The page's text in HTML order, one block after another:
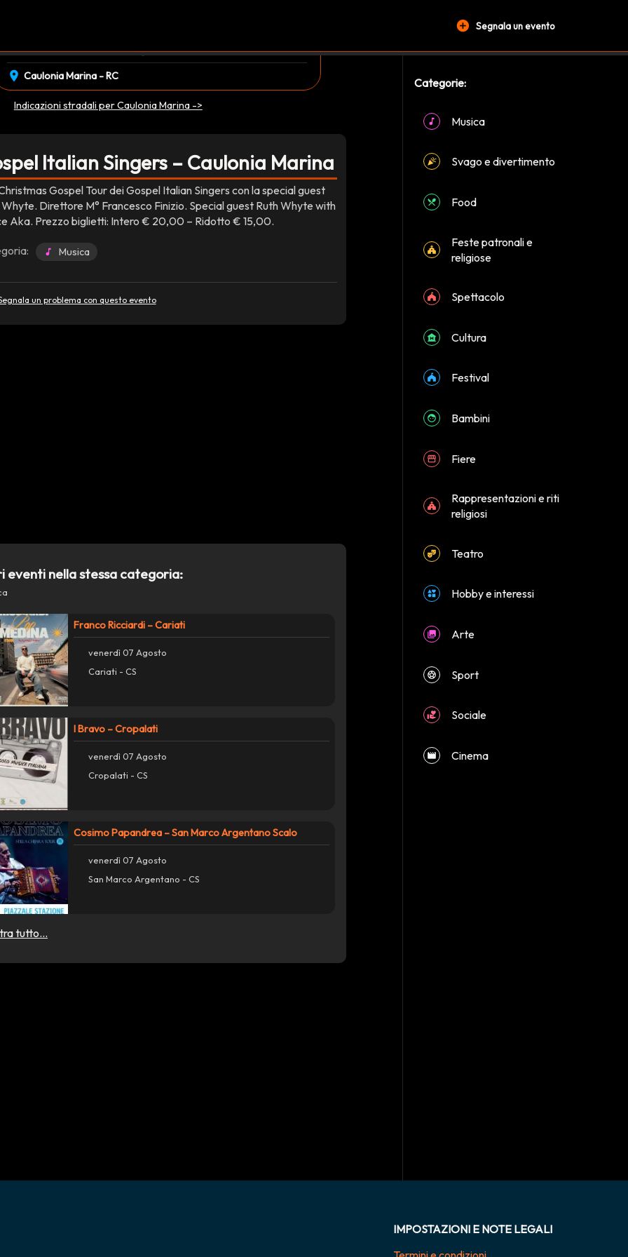
add_circle Segnala un evento
EVENTO CONCLUSO
event_available domenica 28 Dicembre schedule 18:30
location_on Caulonia Marina - RC
Indicazioni stradali per Caulonia Marina ->
Italian Singers – Caulonia Marina
Gospel Tour dei Gospel Italian Singers con la special guest
Whyte. Direttore M° Francesco Finizio. Special guest Ruth Whyte with
Aka. Prezzo biglietti: Intero € 20,00 – Ridotto € 15,00.
Musica
un problema con questo evento
eventi nella stessa categoria:
Franco Ricciardi – Cariati
venerdì 07 Agosto
Cariati - CS
I Bravo – Cropalati
venerdì 07 Agosto
Cropalati - CS
Cosimo Papandrea – San Marco Argentano Scalo
venerdì 07 Agosto
San Marco Argentano - CS
tutto...
Categorie:
Musica
Svago e divertimento
Food
Feste patronali e
religiose
Spettacolo
Cultura
Festival
Bambini
Fiere
Rappresentazioni e riti
religiosi
Teatro
Hobby e interessi
Arte
Sport
Sociale
Cinema
IMPOSTAZIONI E NOTE LEGALI